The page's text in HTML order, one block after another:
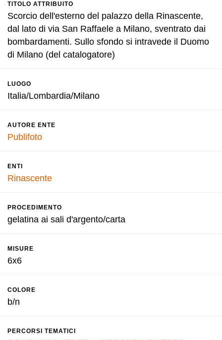
TITOLO ATTRIBUITO
Scorcio dell'esterno del palazzo della Rinascente,
dal lato di via San Raffaele a Milano, sventrato dai
bombardamenti. Sullo sfondo si intravede il Duomo
di Milano (del catalogatore)
LUOGO
Italia/Lombardia/Milano
AUTORE ENTE
Publifoto
ENTI
Rinascente
PROCEDIMENTO
gelatina ai sali d'argento/carta
MISURE
6x6
COLORE
b/n
PERCORSI TEMATICI